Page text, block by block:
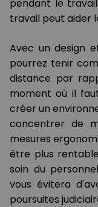
pendant le
travail peut aider
Avec un design
pourrez tenir
distance par
moment où il
créer un
concentrer de
mesures
être plus
soin du
vous évitera
poursuites